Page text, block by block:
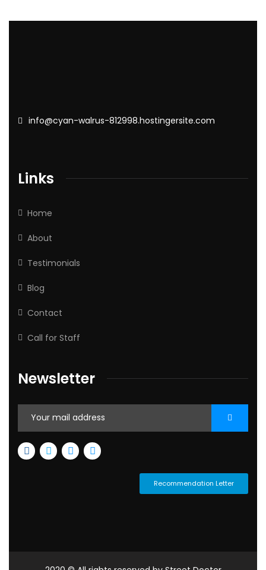
info@cyan-walrus-812998.hostingersite.com
Links
Home
About
Testimonials
Blog
Contact
Call for Staff
Newsletter
Recommendation Letter